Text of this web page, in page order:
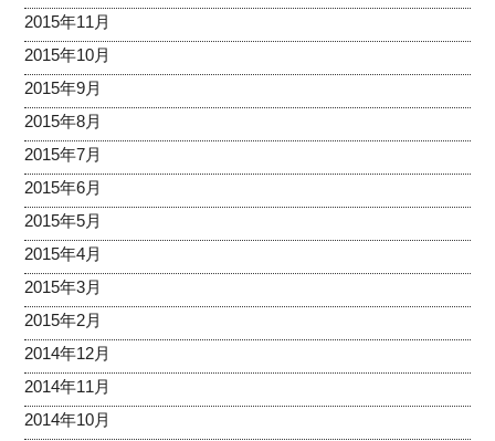
2015年11月
2015年10月
2015年9月
2015年8月
2015年7月
2015年6月
2015年5月
2015年4月
2015年3月
2015年2月
2014年12月
2014年11月
2014年10月